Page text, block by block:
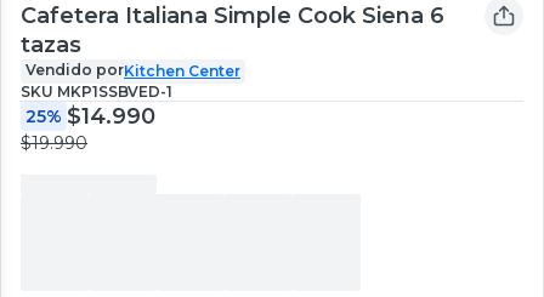
Cafetera Italiana Simple Cook Siena 6
tazas
Vendido porKitchen Center
SKU MKP1SSBVED-1
25% $14.990
$19.990